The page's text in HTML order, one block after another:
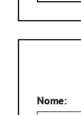
Nome: